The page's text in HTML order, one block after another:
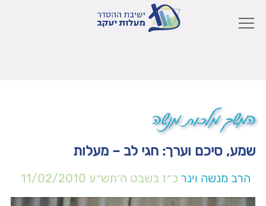
המשך מלכות מנשה
שמע, סיכם וערך: חגי לב – מעלות
הרב מנשה וינר כ״ז בשבט ה׳תש״ע 11/02/2010